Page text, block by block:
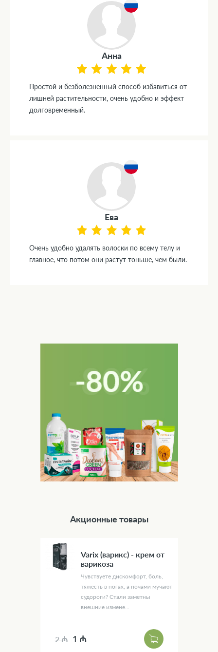
Анна
Простой и безболезненный способ избавиться от
лишней растительности, очень удобно и эффект
долговременный.
Ева
Очень удобно удалять волоски по всему телу и
главное, что потом они растут тоньше, чем были.
Акционные товары
Varix (варикс) - крем от
варикоза
Чувствуете дискомфорт, боль,
тяжесть в ногах, а ночами мучают
судороги? Стали заметны
внешние измене...
2 ₼ 1 ₼